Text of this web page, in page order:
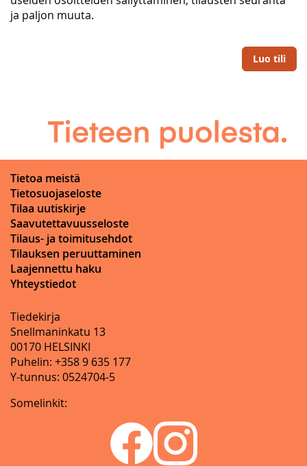
ja paljon muuta.
Luo tili
Tietoa meistä
Tietosuojaseloste
Tilaa uutiskirje
Saavutettavuusseloste
Tilaus- ja toimitusehdot
Tilauksen peruuttaminen
Laajennettu haku
Yhteystiedot
Tiedekirja
Snellmaninkatu 13
00170 HELSINKI
Puhelin: +358 9 635 177
Y-tunnus: 0524704-5
Somelinkit: